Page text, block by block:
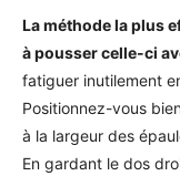
La méthode la plus
à pousser celle-ci
fatiguer inutilement
Positionnez-vous
à la largeur des
En gardant le dos